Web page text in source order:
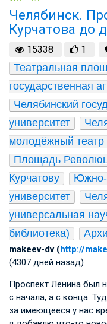
Челябинск.
Курчатова до
15338 1
Театральная
государственная
Челябинский
университет
молодёжный театр
Площадь
Курчатову
Южно-
университет
универсальная
библиотека)
makeev-dv (http://
(4307 дней назад)
Проспект Ленина был
с начала, а с конца.
за имеющееся у нас